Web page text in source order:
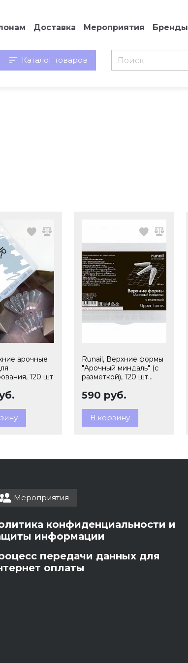
Доставка Мероприятия Бренды
Каталог товаров
арочные
120 шт
Runail, Верхние формы
"Арочный миндаль" (с
разметкой), 120 шт
590 руб.
В корзину
Мероприятия
конфиденциальности и
информации
передачи данных для
оплаты